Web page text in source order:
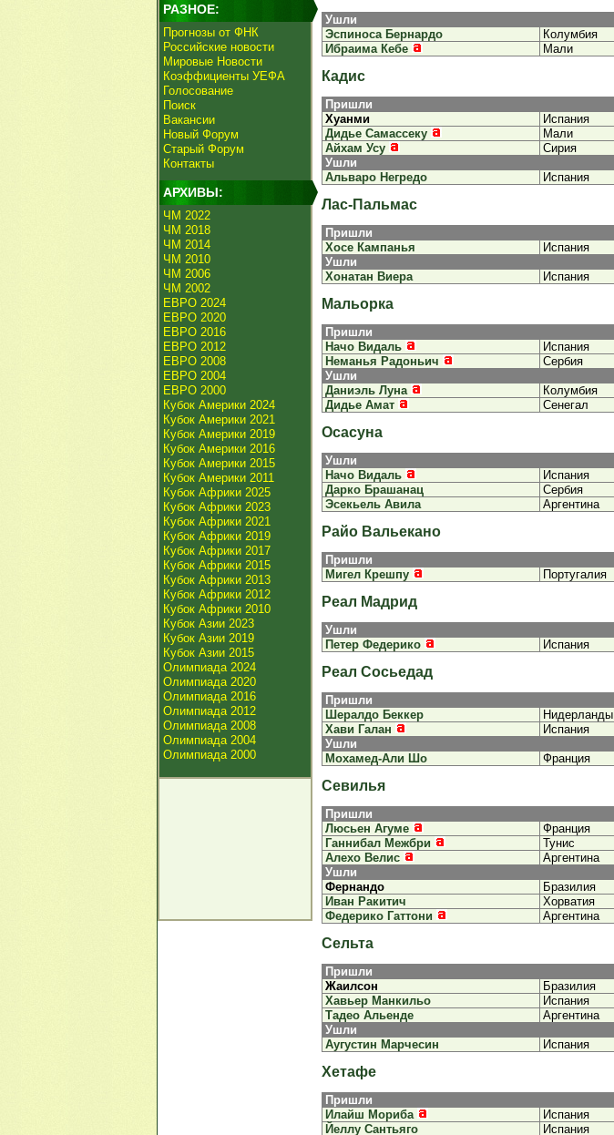
РАЗНОЕ:
Прогнозы от ФНК
Российские новости
Мировые Новости
Коэффициенты УЕФА
Голосование
Поиск
Вакансии
Новый Форум
Старый Форум
Контакты
АРХИВЫ:
ЧМ 2022
ЧМ 2018
ЧМ 2014
ЧМ 2010
ЧМ 2006
ЧМ 2002
ЕВРО 2024
ЕВРО 2020
ЕВРО 2016
ЕВРО 2012
ЕВРО 2008
ЕВРО 2004
ЕВРО 2000
Кубок Америки 2024
Кубок Америки 2021
Кубок Америки 2019
Кубок Америки 2016
Кубок Америки 2015
Кубок Америки 2011
Кубок Африки 2025
Кубок Африки 2023
Кубок Африки 2021
Кубок Африки 2019
Кубок Африки 2017
Кубок Африки 2015
Кубок Африки 2013
Кубок Африки 2012
Кубок Африки 2010
Кубок Азии 2023
Кубок Азии 2019
Кубок Азии 2015
Олимпиада 2024
Олимпиада 2020
Олимпиада 2016
Олимпиада 2012
Олимпиада 2008
Олимпиада 2004
Олимпиада 2000
Ушли
Эспиноса Бернардо
Колумбия
Ибраима Кебе
Мали
Кадис
Пришли
Хуанми
Испания
Дидье Самассеку
Мали
Айхам Усу
Сирия
Ушли
Альваро Негредо
Испания
Лас-Пальмас
Пришли
Хосе Кампанья
Испания
Ушли
Хонатан Виера
Испания
Мальорка
Пришли
Начо Видаль
Испания
Неманья Радоньич
Сербия
Ушли
Даниэль Луна
Колумбия
Дидье Амат
Сенегал
Осасуна
Ушли
Начо Видаль
Испания
Дарко Брашанац
Сербия
Эсекьель Авила
Аргентина
Райо Вальекано
Пришли
Мигел Крешпу
Португалия
Реал Мадрид
Ушли
Петер Федерико
Испания
Реал Сосьедад
Пришли
Шералдо Беккер
Нидерланды
Хави Галан
Испания
Ушли
Мохамед-Али Шо
Франция
Севилья
Пришли
Люсьен Агуме
Франция
Ганнибал Межбри
Тунис
Алехо Велис
Аргентина
Ушли
Фернандо
Бразилия
Иван Ракитич
Хорватия
Федерико Гаттони
Аргентина
Сельта
Пришли
Жаилсон
Бразилия
Хавьер Манкильо
Испания
Тадео Альенде
Аргентина
Ушли
Аугустин Марчесин
Испания
Хетафе
Пришли
Илайш Мориба
Испания
Йеллу Сантьяго
Испания